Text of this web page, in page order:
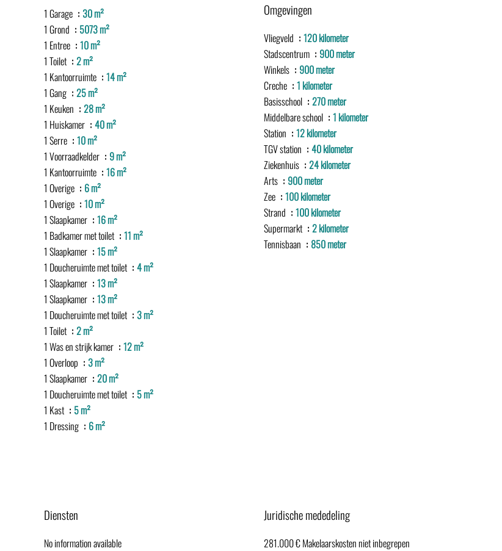
1 Garage
30 m²
1 Grond
5073 m²
1 Entree
10 m²
1 Toilet
2 m²
1 Kantoorruimte
14 m²
1 Gang
25 m²
1 Keuken
28 m²
1 Huiskamer
40 m²
1 Serre
10 m²
1 Voorraadkelder
9 m²
1 Kantoorruimte
16 m²
1 Overige
6 m²
1 Overige
10 m²
1 Slaapkamer
16 m²
1 Badkamer met toilet
11 m²
1 Slaapkamer
15 m²
1 Doucheruimte met toilet
4 m²
1 Slaapkamer
13 m²
1 Slaapkamer
13 m²
1 Doucheruimte met toilet
3 m²
1 Toilet
2 m²
1 Was en strijk kamer
12 m²
1 Overloop
3 m²
1 Slaapkamer
20 m²
1 Doucheruimte met toilet
5 m²
1 Kast
5 m²
1 Dressing
6 m²
Omgevingen
Vliegveld
120 kilometer
Stadscentrum
900 meter
Winkels
900 meter
Creche
1 kilometer
Basisschool
270 meter
Middelbare school
1 kilometer
Station
12 kilometer
TGV station
40 kilometer
Ziekenhuis
24 kilometer
Arts
900 meter
Zee
100 kilometer
Strand
100 kilometer
Supermarkt
2 kilometer
Tennisbaan
850 meter
Diensten
No information available
Juridische mededeling
281.000 € Makelaarskosten niet inbegrepen